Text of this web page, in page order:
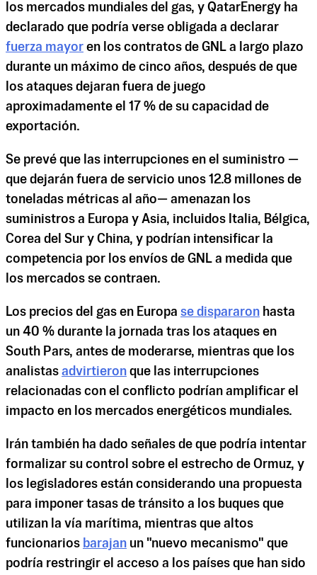
los mercados mundiales del gas, y QatarEnergy ha
declarado que podría verse obligada a declarar
fuerza mayor en los contratos de GNL a largo plazo
durante un máximo de cinco años, después de que
los ataques dejaran fuera de juego
aproximadamente el 17 % de su capacidad de
exportación.
Se prevé que las interrupciones en el suministro —
que dejarán fuera de servicio unos 12.8 millones de
toneladas métricas al año— amenazan los
suministros a Europa y Asia, incluidos Italia, Bélgica,
Corea del Sur y China, y podrían intensificar la
competencia por los envíos de GNL a medida que
los mercados se contraen.
Los precios del gas en Europa se dispararon hasta
un 40 % durante la jornada tras los ataques en
South Pars, antes de moderarse, mientras que los
analistas advirtieron que las interrupciones
relacionadas con el conflicto podrían amplificar el
impacto en los mercados energéticos mundiales.
Irán también ha dado señales de que podría intentar
formalizar su control sobre el estrecho de Ormuz, y
los legisladores están considerando una propuesta
para imponer tasas de tránsito a los buques que
utilizan la vía marítima, mientras que altos
funcionarios barajan un "nuevo mecanismo" que
podría restringir el acceso a los países que han sido